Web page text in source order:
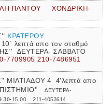
ΠΑΝΤΟΥ ΧΟΝΔΡΙΚΗ-
ΚΡΑΤΕΡΟΥ
10΄ λεπτά απο τον σταθμό
ΔΕΥΤΕΡΑ- ΣΑΒΒΑΤΟ
7709905 210-7486951
ΜΙΛΤΙΑΔΟΥ 4 4'λεπτά απο
ΔΕΥΤΕΡΑ-
15.00 211-4053614